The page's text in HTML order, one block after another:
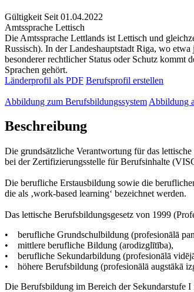
Gültigkeit Seit 01.04.2022
Amtssprache Lettisch
Die Amtssprache Lettlands ist Lettisch und
Russisch). In der Landeshauptstadt Riga, wo
besonderer rechtlicher Status oder Schutz kommt
Sprachen gehört.
Länderprofil als PDF Berufsprofil erstellen
Abbildung zum Berufsbildungssystem Abbildung
Beschreibung
Die grundsätzliche Verantwortung für das
bei der Zertifizierungsstelle für Berufsinhalte
Die berufliche Erstausbildung sowie die
die als ‚work-based learning‘ bezeichnet werden.
Das lettische Berufsbildungsgesetz von 1999
• berufliche Grundschulbildung (profesionālā
• mittlere berufliche Bildung (arodizglītība),
• berufliche Sekundarbildung (profesionālā
• höhere Berufsbildung (profesionālā augstākā
Die Berufsbildung im Bereich der Sekundarstufe